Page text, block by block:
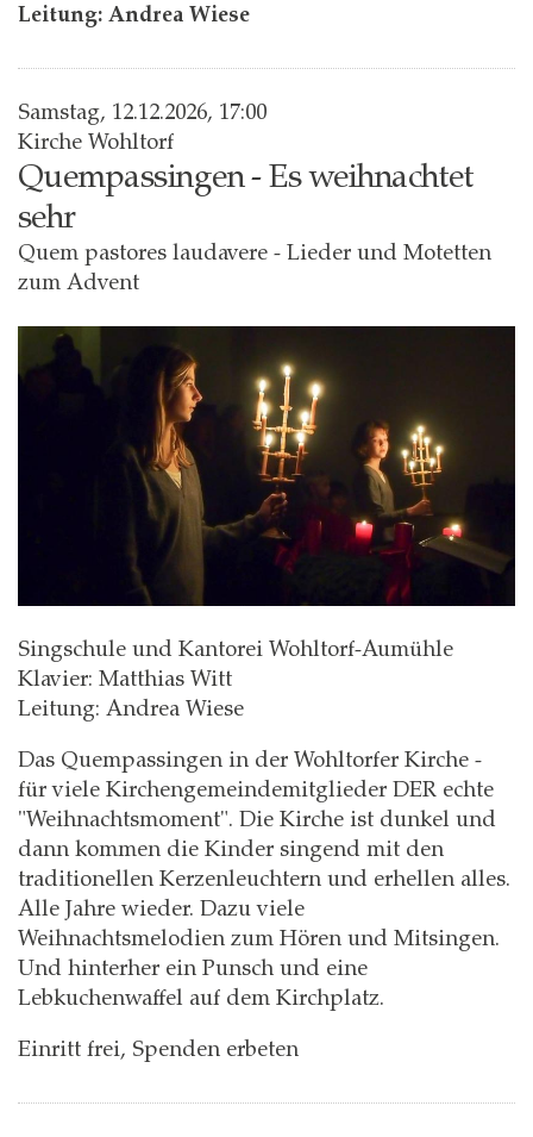
Leitung: Andrea Wiese
Samstag, 12.12.2026, 17:00
Kirche Wohltorf
Quempassingen - Es weihnachtet
sehr
Quem pastores laudavere - Lieder und Motetten
zum Advent
Singschule und Kantorei Wohltorf-Aumühle
Klavier: Matthias Witt
Leitung: Andrea Wiese
Das Quempassingen in der Wohltorfer Kirche -
für viele Kirchengemeindemitglieder DER echte
"Weihnachtsmoment". Die Kirche ist dunkel und
dann kommen die Kinder singend mit den
traditionellen Kerzenleuchtern und erhellen alles.
Alle Jahre wieder. Dazu viele
Weihnachtsmelodien zum Hören und Mitsingen.
Und hinterher ein Punsch und eine
Lebkuchenwaffel auf dem Kirchplatz.
Einritt frei, Spenden erbeten